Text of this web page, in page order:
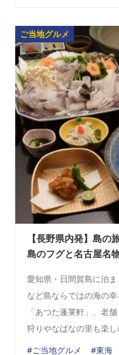
ご当地グルメ
【長野県内発】島
島のフグと名古屋名
愛知県・日間賀島に泊
など島ならではの海の
「あつた蓬莱軒」、老
狩りやなばなの里も楽し
#ご当地グルメ
#東海